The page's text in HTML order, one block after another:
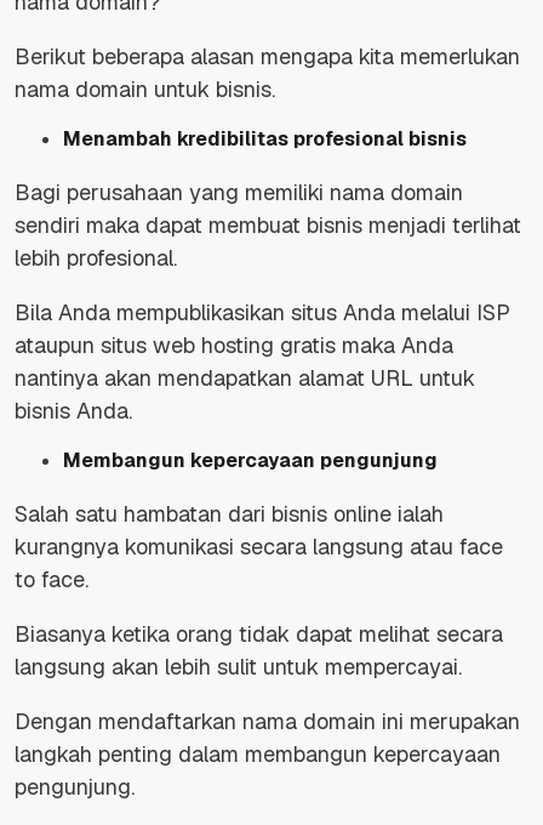
Berikut beberapa alasan mengapa kita memerlukan
nama domain untuk bisnis.
Menambah kredibilitas profesional bisnis
Bagi perusahaan yang memiliki nama domain
sendiri maka dapat membuat bisnis menjadi terlihat
lebih profesional.
Bila Anda mempublikasikan situs Anda melalui ISP
ataupun situs web hosting gratis maka Anda
nantinya akan mendapatkan alamat URL untuk
bisnis Anda.
Membangun kepercayaan pengunjung
Salah satu hambatan dari bisnis online ialah
kurangnya komunikasi secara langsung atau face
to face.
Biasanya ketika orang tidak dapat melihat secara
langsung akan lebih sulit untuk mempercayai.
Dengan mendaftarkan nama domain ini merupakan
langkah penting dalam membangun kepercayaan
pengunjung.